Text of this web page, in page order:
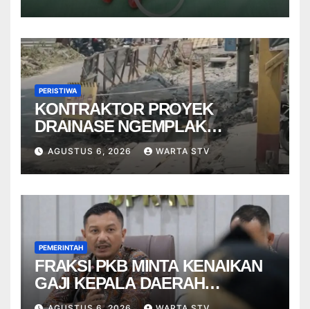
PERISTIWA
KONTRAKTOR PROYEK
DRAINASE NGEMPLAK
DISANKSI USAI WARGA
TERPELESET
AGUSTUS 6, 2026 WARTA STV
PEMERINTAH
FRAKSI PKB MINTA KENAIKAN
GAJI KEPALA DAERAH
BERBASIS KINERJA